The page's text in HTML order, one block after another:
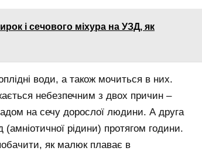
і сечового міхура на УЗД, як
води, а також мочиться в них.
небезпечним з двох причин –
на сечу дорослої людини. А друга
рідини) протягом години.
як малюк плаває в